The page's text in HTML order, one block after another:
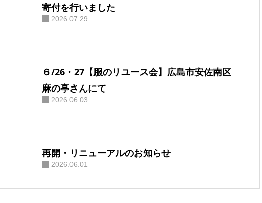
寄付を行いました
2026.07.29
６/26・27【服のリユース会】広島市安佐南区
麻の亭さんにて
2026.06.03
再開・リニューアルのお知らせ
2026.06.01